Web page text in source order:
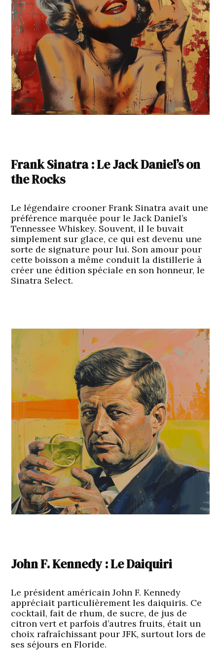
Frank Sinatra : Le Jack Daniel’s on
the Rocks
Le légendaire crooner Frank Sinatra avait une
préférence marquée pour le Jack Daniel’s
Tennessee Whiskey. Souvent, il le buvait
simplement sur glace, ce qui est devenu une
sorte de signature pour lui. Son amour pour
cette boisson a même conduit la distillerie à
créer une édition spéciale en son honneur, le
Sinatra Select.
John F. Kennedy : Le Daiquiri
Le président américain John F. Kennedy
appréciait particulièrement les daiquiris. Ce
cocktail, fait de rhum, de sucre, de jus de
citron vert et parfois d’autres fruits, était un
choix rafraîchissant pour JFK, surtout lors de
ses séjours en Floride.